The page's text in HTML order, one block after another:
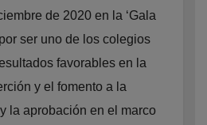
de 2020 en la ‘Gala
ser uno de los colegios
favorables en la
y el fomento a la
la aprobación en el marco